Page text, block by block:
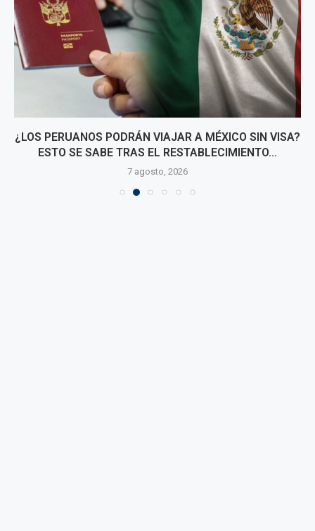
¿LOS PERUANOS PODRÁN VIAJAR A MÉXICO SIN VISA?
ESTO SE SABE TRAS EL RESTABLECIMIENTO...
7 agosto, 2026